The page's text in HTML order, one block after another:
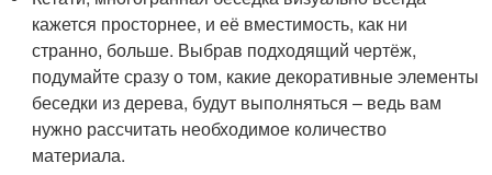
кажется просторнее, и её вместимость, как ни
странно, больше. Выбрав подходящий чертёж,
подумайте сразу о том, какие декоративные элементы
беседки из дерева, будут выполняться – ведь вам
нужно рассчитать необходимое количество
материала.